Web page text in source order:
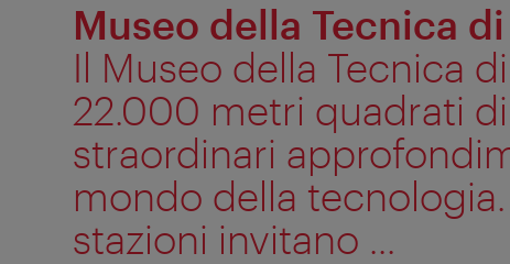
Museo della Tecnica
Il Museo della Tecnica
22.000 metri quadrati
straordinari
mondo della
stazioni invitano ...